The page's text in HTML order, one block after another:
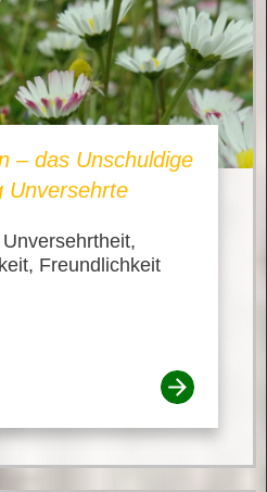
– das Unschuldige
Unversehrte
Freundlichkeit